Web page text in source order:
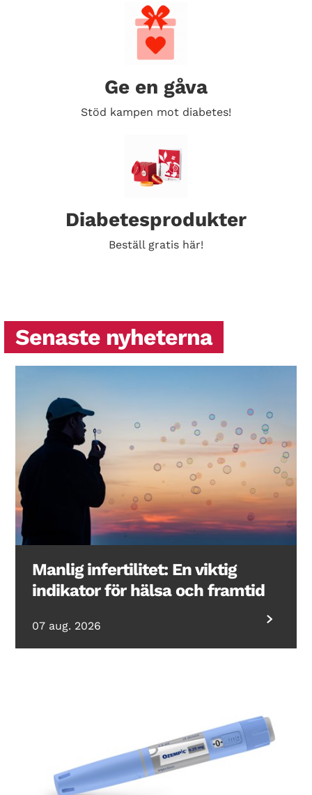
Ge en gåva
Stöd kampen mot diabetes!
Diabetesprodukter
Beställ gratis här!
Senaste nyheterna
Manlig infertilitet: En viktig
indikator för hälsa och framtid
07 aug. 2026